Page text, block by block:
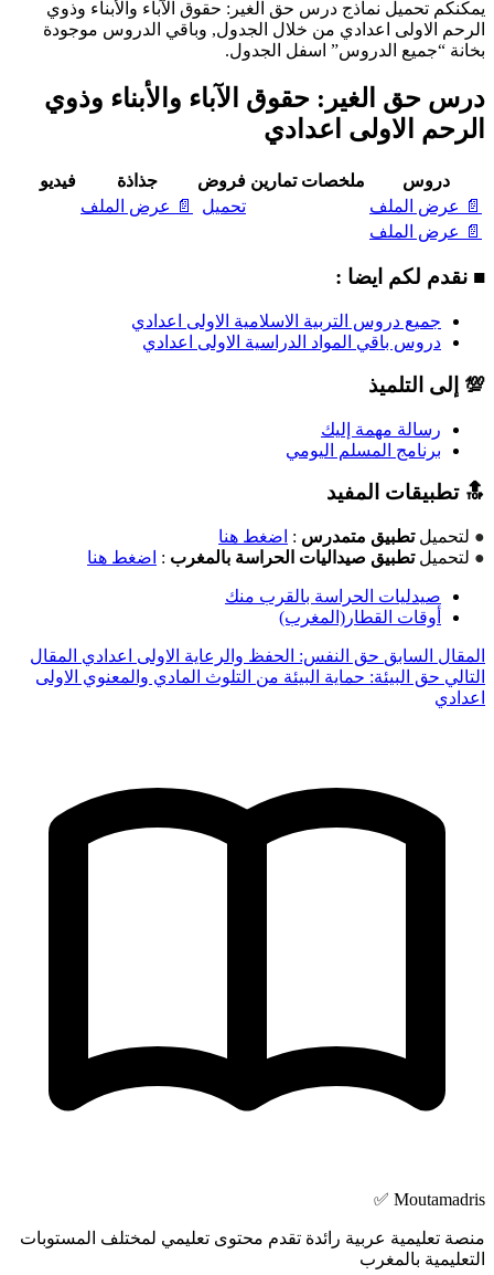
يمكنكم تحميل نماذج درس حق الغير: حقوق الآباء والأبناء وذوي
الرحم الاولى اعدادي من خلال الجدول, وباقي الدروس موجودة
بخانة “جميع الدروس” اسفل الجدول.
درس حق الغير: حقوق الآباء والأبناء وذوي
الرحم الاولى اعدادي
دروس ملخصات تمارين فروض جذاذة
فيديو
📄 عرض الملف
تحميل
📄 عرض الملف
📄 عرض الملف
■ نقدم لكم ايضا :
جميع دروس التربية الاسلامية الاولى اعدادي
دروس باقي المواد الدراسية الاولى اعدادي
💯 إلى التلميذ
رسالة مهمة إليك
برنامج المسلم اليومي
🔝 تطبيقات المفيد
● لتحميلتطبيق متمدرس : اضغط هنا
● لتحميلتطبيق صيداليات الحراسة بالمغرب : اضغط هنا
صيدليات الحراسة بالقرب منك
أوقات القطار(المغرب)
المقال السابق حق النفس: الحفظ والرعاية الاولى اعدادي المقال
التالي حق البيئة: حماية البيئة من التلوث المادي والمعنوي الاولى
اعدادي
Moutamadris ✅
منصة تعليمية عربية رائدة تقدم محتوى تعليمي لمختلف المستوبات
التعليمية بالمغرب